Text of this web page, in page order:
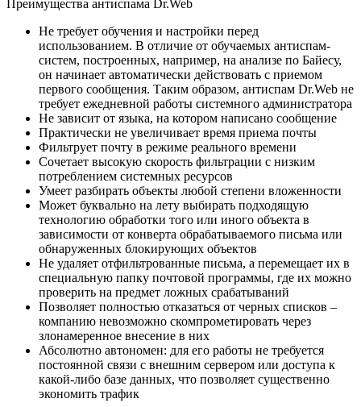
Преимущества антиспама Dr.Web
Не требует обучения и настройки перед
использованием. В отличие от обучаемых антиспам-
систем, построенных, например, на анализе по Байесу,
он начинает автоматически действовать с приемом
первого сообщения. Таким образом, антиспам Dr.Web не
требует ежедневной работы системного администратора
Не зависит от языка, на котором написано сообщение
Практически не увеличивает время приема почты
Фильтрует почту в режиме реального времени
Сочетает высокую скорость фильтрации с низким
потреблением системных ресурсов
Умеет разбирать объекты любой степени вложенности
Может буквально на лету выбирать подходящую
технологию обработки того или иного объекта в
зависимости от конверта обрабатываемого письма или
обнаруженных блокирующих объектов
Не удаляет отфильтрованные письма, а перемещает их в
специальную папку почтовой программы, где их можно
проверить на предмет ложных срабатываний
Позволяет полностью отказаться от черных списков –
компанию невозможно скомпрометировать через
злонамеренное внесение в них
Абсолютно автономен: для его работы не требуется
постоянной связи с внешним сервером или доступа к
какой-либо базе данных, что позволяет существенно
экономить трафик